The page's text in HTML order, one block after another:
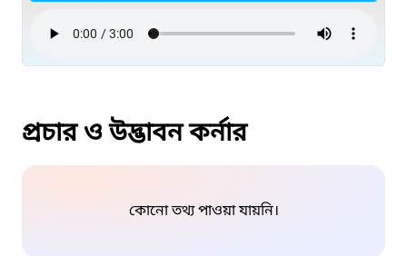
প্রচার ও উদ্ভাবন কর্নার
কোনো তথ্য পাওয়া যায়নি।